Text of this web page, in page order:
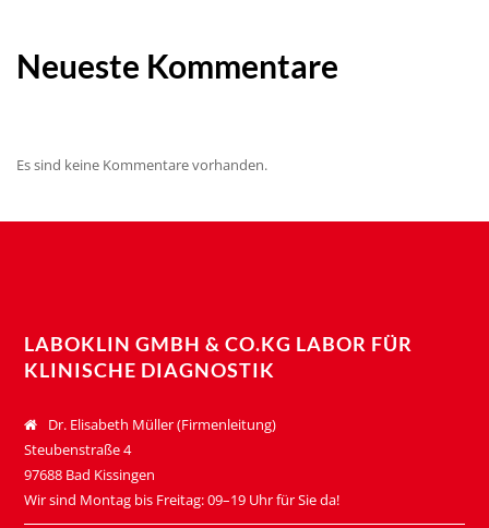
Neueste Kommentare
Es sind keine Kommentare vorhanden.
LABOKLIN GMBH & CO.KG LABOR FÜR
KLINISCHE DIAGNOSTIK
Dr. Elisabeth Müller (Firmenleitung)
Steubenstraße 4
97688 Bad Kissingen
Wir sind Montag bis Freitag: 09–19 Uhr für Sie da!